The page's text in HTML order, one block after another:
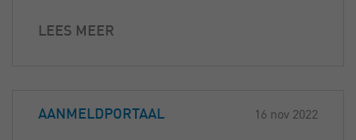
LEES MEER
AANMELDPORTAAL 16 nov 2022